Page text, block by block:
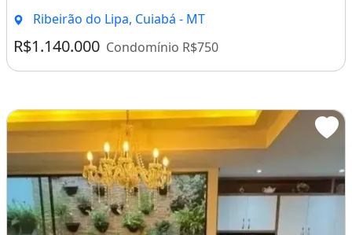
Ribeirão do Lipa, Cuiabá - MT
R$1.140.000 Condomínio R$750